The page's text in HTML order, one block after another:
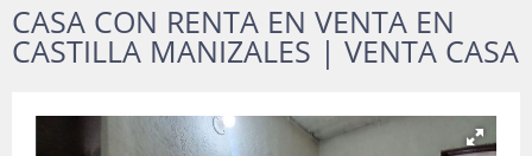
CASA CON RENTA EN VENTA EN
CASTILLA MANIZALES | VENTA CASA